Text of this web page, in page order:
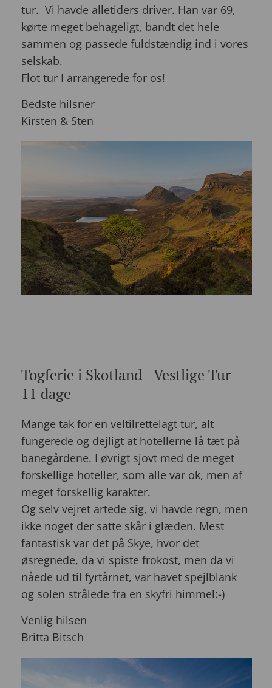
tur. Vi havde alletiders driver. Han var 69,
kørte meget behageligt, bandt det hele
sammen og passede fuldstændig ind i vores
selskab.
Flot tur I arrangerede for os!
Bedste hilsner
Kirsten & Sten
Togferie i Skotland - Vestlige Tur -
11 dage
Mange tak for en veltilrettelagt tur, alt
fungerede og dejligt at hotellerne lå tæt på
banegårdene. I øvrigt sjovt med de meget
forskellige hoteller, som alle var ok, men af
meget forskellig karakter.
Og selv vejret artede sig, vi havde regn, men
ikke noget der satte skår i glæden. Mest
fantastisk var det på Skye, hvor det
øsregnede, da vi spiste frokost, men da vi
nåede ud til fyrtårnet, var havet spejlblank
og solen strålede fra en skyfri himmel:-)
Venlig hilsen
Britta Bitsch